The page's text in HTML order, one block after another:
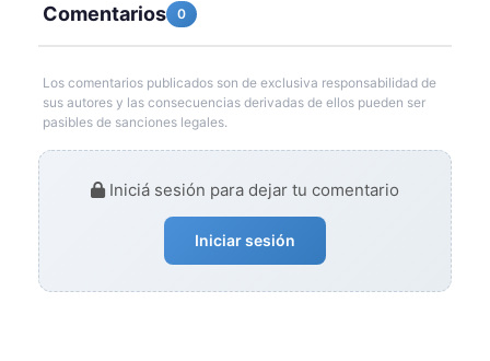
Comentarios 0
Los comentarios publicados son de exclusiva responsabilidad de
sus autores y las consecuencias derivadas de ellos pueden ser
pasibles de sanciones legales.
Iniciá sesión para dejar tu comentario
Iniciar sesión